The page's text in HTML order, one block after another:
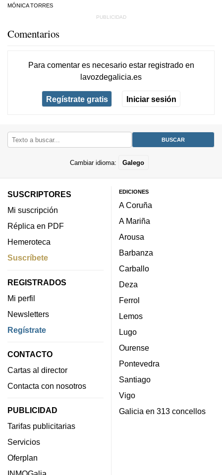
MÓNICA TORRES
Comentarios
Para comentar es necesario estar registradoen
lavozdegalicia.es
Regístrate gratis Iniciar sesión
Cambiar idioma: Galego
SUSCRIPTORES
Mi suscripción
Réplica en PDF
Hemeroteca
Suscríbete
REGISTRADOS
Mi perfil
Newsletters
Regístrate
CONTACTO
Cartas al director
Contacta con nosotros
PUBLICIDAD
Tarifas publicitarias
Servicios
Oferplan
EDICIONES
A Coruña
A Mariña
Arousa
Barbanza
Carballo
Deza
Ferrol
Lemos
Lugo
Ourense
Pontevedra
Santiago
Vigo
Galicia en 313 concellos